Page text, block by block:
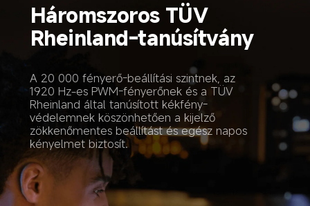
Háromszoros TÜV
Rheinland-tanúsítvány
A 20 000 fényerő-beállítási szintnek, az
1920 Hz-es PWM-fényerőnek és a TÜV
Rheinland által tanúsított kékfény-
védelemnek köszönhetően a kijelző
zökkenőmentes beállítást és egész napos
kényelmet biztosít.